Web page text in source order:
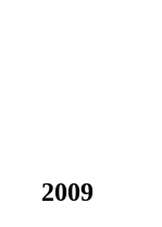
2009